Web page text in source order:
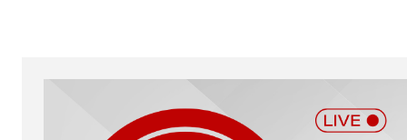
Submit Comment